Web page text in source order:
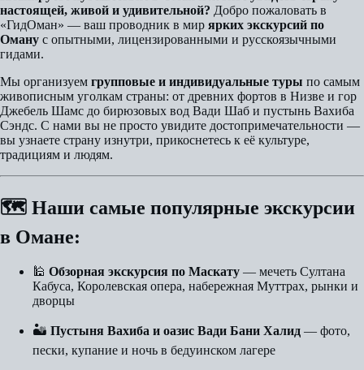
настоящей, живой и удивительной? Добро пожаловать в
«ГидОман» — ваш проводник в мир ярких экскурсий по
Оману с опытными, лицензированными и русскоязычными
гидами.
Мы организуем групповые и индивидуальные туры по самым
живописным уголкам страны: от древних фортов в Низве и гор
Джебель Шамс до бирюзовых вод Вади Шаб и пустынь Вахиба
Сэндс. С нами вы не просто увидите достопримечательности —
вы узнаете страну изнутри, прикоснетесь к её культуре,
традициям и людям.
🗺 Наши самые популярные экскурсии
в Омане:
🕌 Обзорная экскурсия по Маскату — мечеть Султана
Кабуса, Королевская опера, набережная Муттрах, рынки и
дворцы
🏜 Пустыня Вахиба и оазис Вади Бани Халид — фото,
пески, купание и ночь в бедуинском лагере